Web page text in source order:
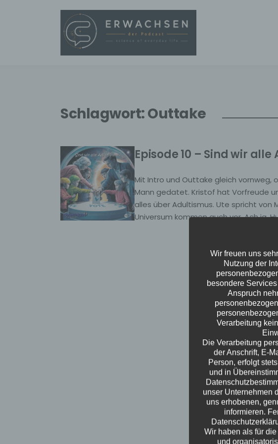
Schlagwort:Outtake
Episode 10 – Sind wir
Mit Intro und Outtake gleich vornweg,
Mann gedatet. Kristof hat Vorfreude
alles über Adultismus. Ute spricht von
Universum kommen auch vor. Ach ja,
Wir freuen uns
Nutzung der
besondere
Anspruch
Verarbeitung
Die Verarbeitung
der Anschrift, E-
Person, erfolgt
und in
unser Unternehmen
uns erhobenen,
informieren.
Wir haben als für
und